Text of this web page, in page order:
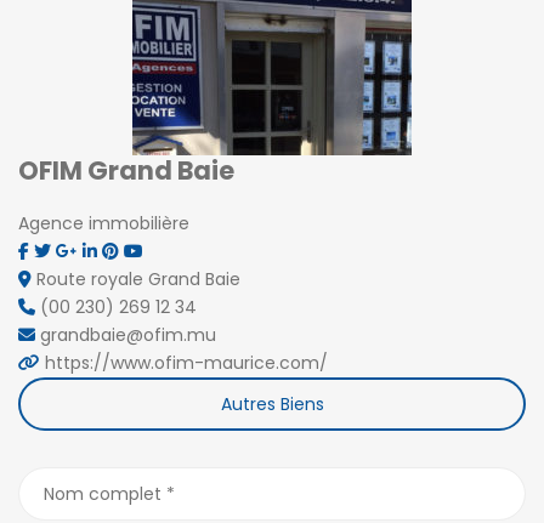
OFIM Grand Baie
Agence immobilière
Route royale Grand Baie
(00 230) 269 12 34
grandbaie@ofim.mu
https://www.ofim-maurice.com/
Autres Biens